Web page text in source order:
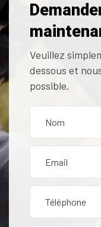
Veuillez
dessous et
possible.